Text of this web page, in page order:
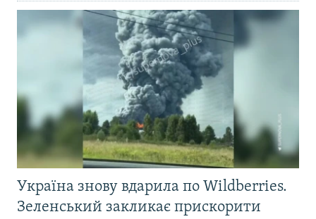
Україна знову вдарила по Wildberries.
Зеленський закликає прискорити